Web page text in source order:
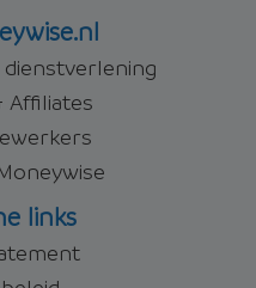
Affiliates
links